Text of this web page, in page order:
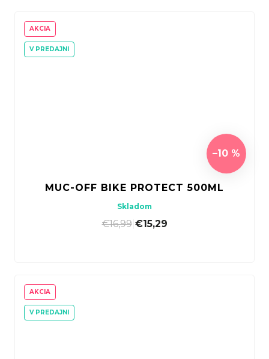
AKCIA
V PREDAJNI
–10 %
MUC-OFF BIKE PROTECT 500ML
Skladom
€16,99| €15,29
AKCIA
V PREDAJNI